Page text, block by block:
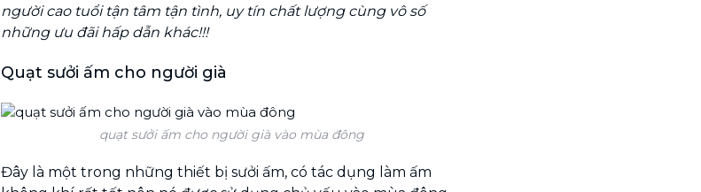
người cao tuổi tận tâm tận tình, uy tín chất lượng cùng vô số
những ưu đãi hấp dẫn khác!!!
Quạt sưởi ấm cho người già
quạt sưởi ấm cho người già vào mùa đông
Đây là một trong những thiết bị sưởi ấm, có tác dụng làm ấm